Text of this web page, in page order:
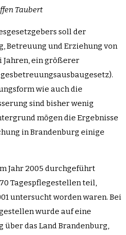
Taubert
soll der
Betreuung und Erziehung von
ein größerer
wie auch die
sind bisher wenig
mögen die Ergebnisse
in Brandenburg einige
Jahr 2005 durchgeführt
Tagespflegestellen teil,
untersucht worden waren. Bei
wurde auf eine
das Land Brandenburg,